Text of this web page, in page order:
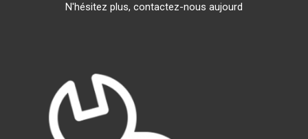
N'hésitez plus, contactez-nous aujourd